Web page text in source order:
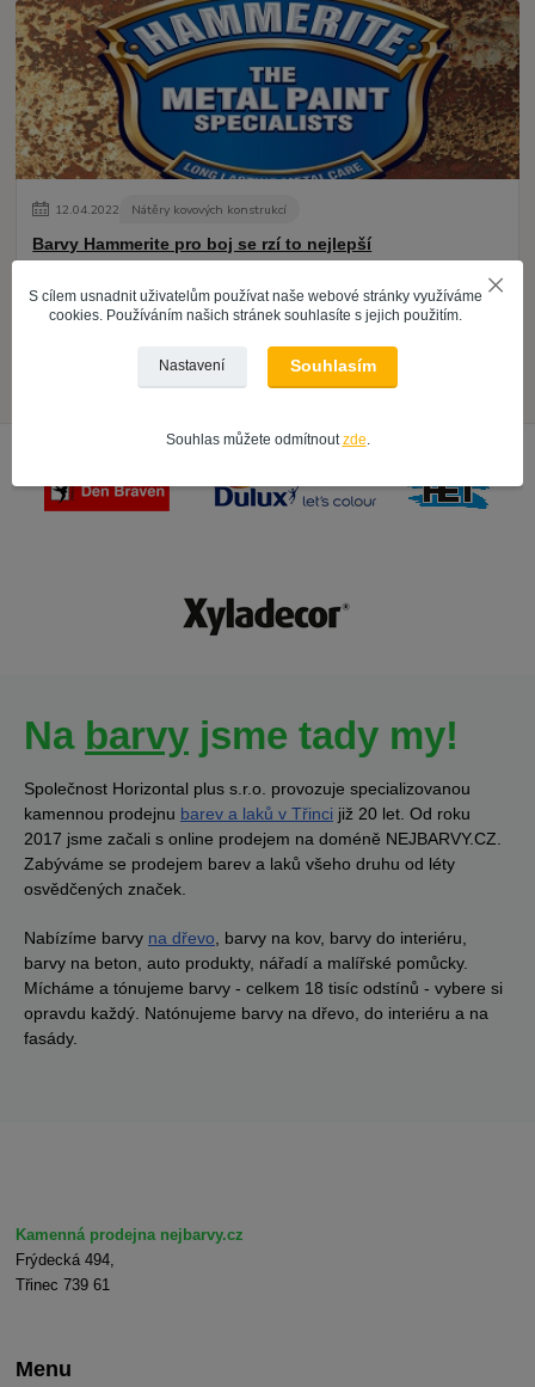
12.04.2022 Nátěry kovových konstrukcí
Barvy Hammerite pro boj se rzí to nejlepší
Zobrazit všechny články
Na barvy jsme tady my!
Společnost Horizontal plus s.r.o. provozuje specializovanou
kamennou prodejnu barev a laků v Třinci již 20 let. Od roku
2017 jsme začali s online prodejem na doméně NEJBARVY.CZ.
Zabýváme se prodejem barev a laků všeho druhu od léty
osvědčených značek.
Nabízíme barvy na dřevo , barvy na kov, barvy do interiéru,
barvy na beton, auto produkty, nářadí a malířské pomůcky.
Mícháme a tónujeme barvy - celkem 18 tisíc odstínů - vybere si
opravdu každý. Natónujeme barvy na dřevo, do interiéru a na
fasády.
Kamenná prodejna nejbarvy.cz
Frýdecká 494,
Třinec 739 61
Menu
S cílem usnadnit uživatelům používat naše webové stránky využíváme
cookies. Používáním našich stránek souhlasíte s jejich použitím.
Nastavení Souhlasím
Souhlas můžete odmítnoutzde.